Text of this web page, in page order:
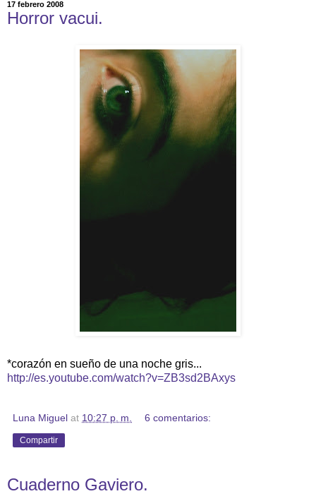
17 febrero 2008
Horror vacui.
*corazón en sueño de una noche gris...
http://es.youtube.com/watch?v=ZB3sd2BAxys
Luna Miguel at 10:27 p. m. 6 comentarios:
Compartir
Cuaderno Gaviero.